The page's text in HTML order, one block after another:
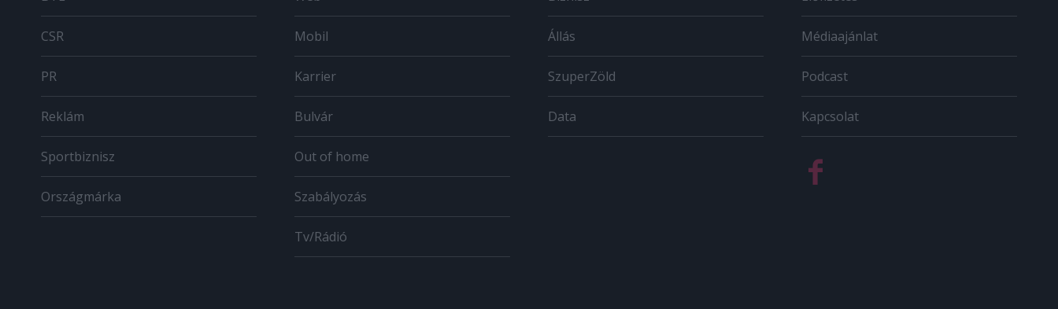
CSR
PR
Reklám
Sportbiznisz
Országmárka
Mobil
Karrier
Bulvár
Out of home
Szabályozás
Tv/Rádió
Állás
SzuperZöld
Data
Médiaajánlat
Podcast
Kapcsolat